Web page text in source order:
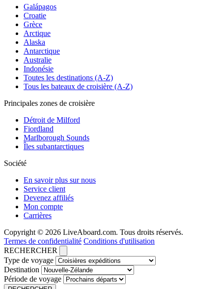
Galápagos
Croatie
Grèce
Arctique
Alaska
Antarctique
Australie
Indonésie
Toutes les destinations (A-Z)
Tous les bateaux de croisière (A-Z)
Principales zones de croisière
Détroit de Milford
Fiordland
Marlborough Sounds
Îles subantarctiques
Société
En savoir plus sur nous
Service client
Devenez affiliés
Mon compte
Carrières
Copyright © 2026 LiveAboard.com. Tous droits réservés.
Termes de confidentialité Conditions d'utilisation
RECHERCHER
Type de voyage
Destination
Période de voyage